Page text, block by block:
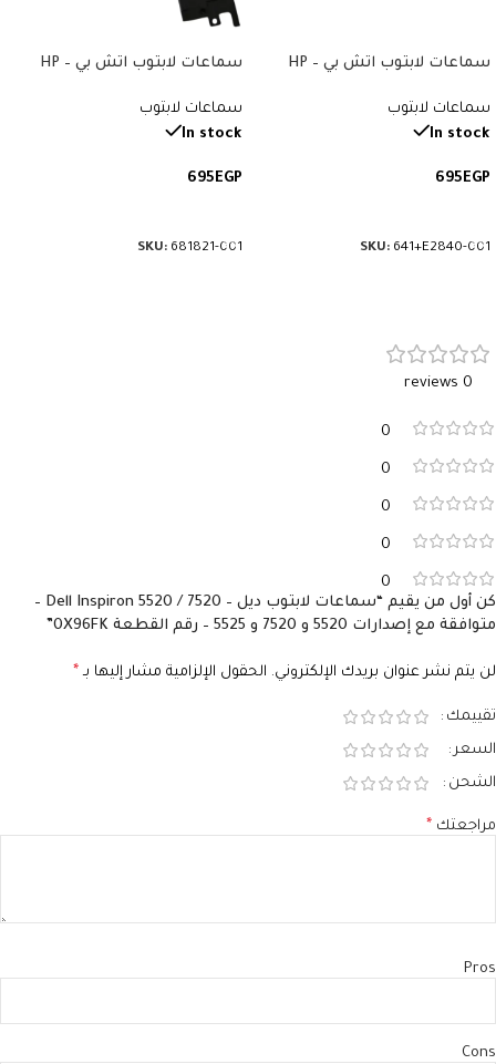
سماعات لابتوب اتش بي – HP
سماعات لابتوب
In stock
695EGP
SKU: 641+E2840-001
سماعات لابتوب اتش بي – HP
سماعات لابتوب
In stock
695EGP
SKU: 681821-001
0 reviews
0
0
0
0
0
كن أول من يقيم “سماعات لابتوب ديل – Dell Inspiron 5520 / 7520 –
متوافقة مع إصدارات 5520 و 7520 و 5525 – رقم القطعة 0X96FK”
لن يتم نشر عنوان بريدك الإلكتروني. الحقول الإلزامية مشار إليها بـ *
تقييمك
السعر
الشحن
مراجعتك *
Pros
Cons